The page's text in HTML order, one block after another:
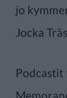
jo
Jocka
Podcastit